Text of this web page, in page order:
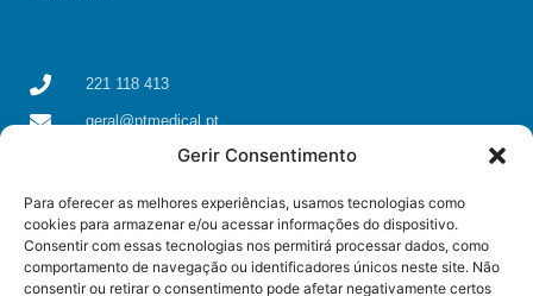
Gerir Consentimento
Para oferecer as melhores experiências, usamos tecnologias como
cookies para armazenar e/ou acessar informações do dispositivo.
Consentir com essas tecnologias nos permitirá processar dados, como
comportamento de navegação ou identificadores únicos neste site. Não
consentir ou retirar o consentimento pode afetar negativamente certos
221 118 413
geral@ptmedical.pt
Rua dos Coriscos 39, 4425-051 Águas Santas, Maia